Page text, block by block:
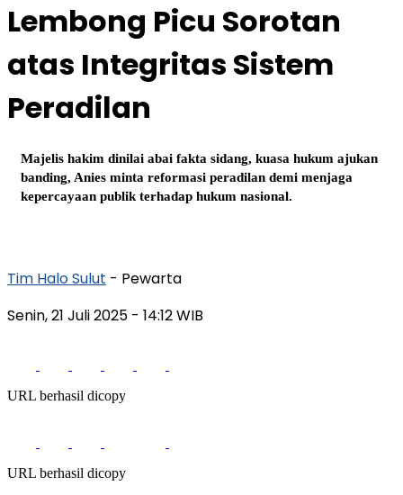
Lembong Picu Sorotan
atas Integritas Sistem
Peradilan
Majelis hakim dinilai abai fakta sidang, kuasa hukum ajukan
banding, Anies minta reformasi peradilan demi menjaga
kepercayaan publik terhadap hukum nasional.
Tim Halo Sulut - Pewarta
Senin, 21 Juli 2025 - 14:12 WIB
URL berhasil dicopy
URL berhasil dicopy